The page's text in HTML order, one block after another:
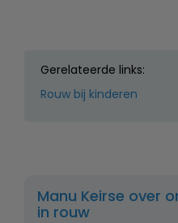
Gerelateerde links:
Rouw bij kinderen
Manu Keirse over
in rouw